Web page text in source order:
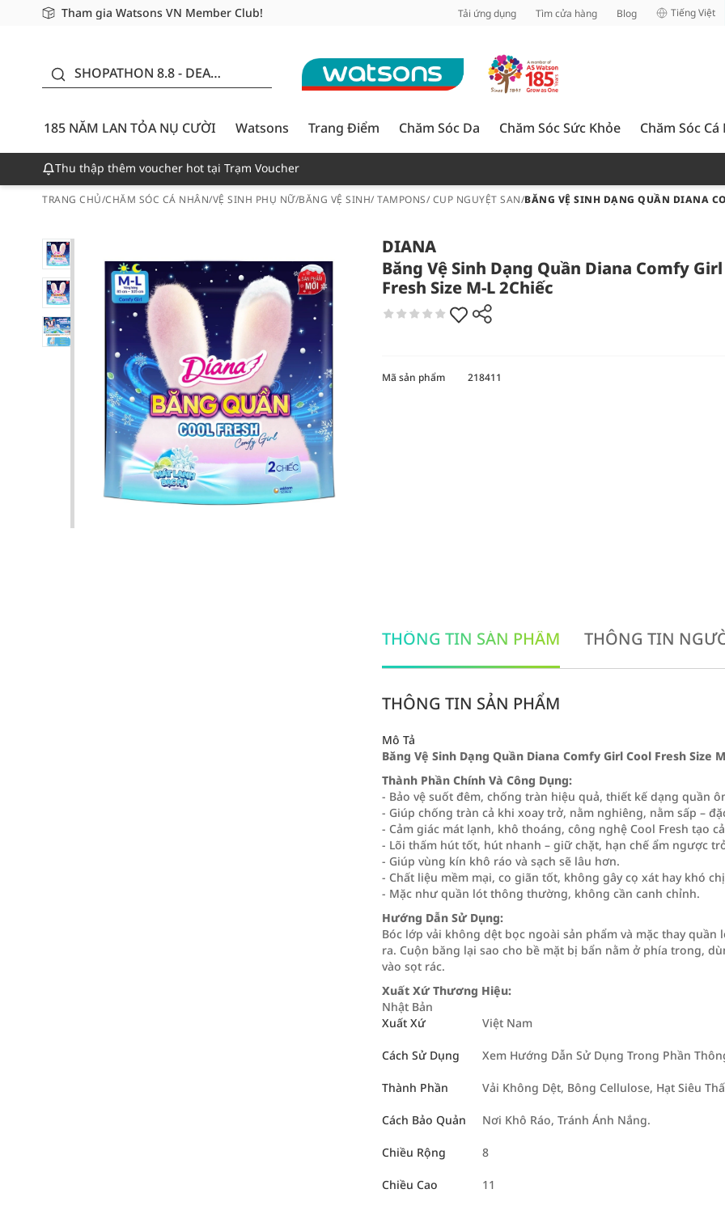
Tham gia Watsons VN Member Club!
Miễn phí giao hàng cho đơn hàng từ 249,000Đ
Giao hàng nhanh 24h - Áp dụng khu vực TP. Hồ Chí Minh Tải ứng dụng Tìm cửa hàng Blog Tiếng Việt
SHOPATHON 8.8 - DEAL
CƯỜI - GIẢM ĐẾN 50%
185 NĂM LAN TỎA NỤ CƯỜI Watsons Trang Điểm Chăm Sóc Da Chăm Sóc Sức Khỏe Chăm Sóc Cá
Thu thập thêm voucher hot tại Trạm Voucher
TRANG CHỦ/CHĂM SÓC CÁ NHÂN/VỆ SINH PHỤ NỮ/BĂNG VỆ SINH/ TAMPONS/ CUP NGUYỆT SAN/BĂNG VỆ SINH DẠNG QUẦN DIANA
DIANA
Băng Vệ Sinh Dạng Quần Diana Comfy
Fresh Size M-L 2Chiếc
Mã sản phẩm 218411
THÔNG TIN SẢN PHẨM THÔNG TIN
THÔNG TIN SẢN PHẨM
Mô Tả
Băng Vệ Sinh Dạng Quần Diana Comfy Girl Cool Fresh Size
Thành Phần Chính Và Công Dụng:
- Bảo vệ suốt đêm, chống tràn hiệu quả, thiết kế dạng quần
- Giúp chống tràn cả khi xoay trở, nằm nghiêng, nằm sấp –
- Cảm giác mát lạnh, khô thoáng, công nghệ Cool Fresh tạo
- Lõi thấm hút tốt, hút nhanh – giữ chặt, hạn chế ẩm ngược
- Giúp vùng kín khô ráo và sạch sẽ lâu hơn.
- Chất liệu mềm mại, co giãn tốt, không gây cọ xát hay khó
- Mặc như quần lót thông thường, không cần canh chỉnh.
Hướng Dẫn Sử Dụng:
Bóc lớp vải không dệt bọc ngoài sản phẩm và mặc thay
ra. Cuộn băng lại sao cho bề mặt bị bẩn nằm ở phía trong,
vào sọt rác.
Xuất Xứ Thương Hiệu:
Nhật Bản
Xuất Xứ
Việt Nam
Cách Sử Dụng Xem Hướng Dẫn Sử Dụng Trong Phần
Thành Phần Vải Không Dệt, Bông Cellulose, Hạt Siêu
Cách Bảo Quản Nơi Khô Ráo, Tránh Ánh Nắng.
Chiều Rộng 8
Chiều Cao 11